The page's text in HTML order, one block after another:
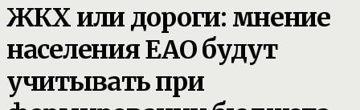
ЖКХ или дороги: мнение
населения ЕАО будут
учитывать при